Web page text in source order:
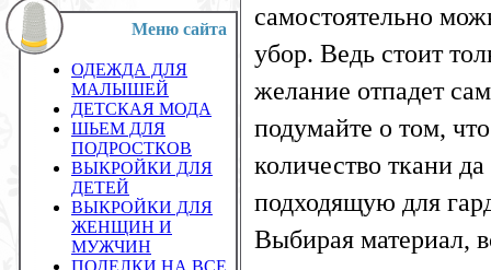
Меню сайта
ОДЕЖДА ДЛЯ
МАЛЫШЕЙ
ДЕТСКАЯ МОДА
ШЬЕМ ДЛЯ
ПОДРОСТКОВ
ВЫКРОЙКИ ДЛЯ
ДЕТЕЙ
ВЫКРОЙКИ ДЛЯ
ЖЕНЩИН И
МУЖЧИН
ПОДЕЛКИ НА ВСЕ
самостоятельно
убор. Ведь стоит
желание отпадет
подумайте о том,
количество ткани
подходящую для
Выбирая материал,